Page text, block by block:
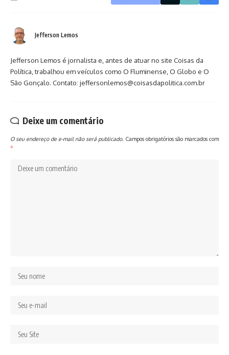
Jefferson Lemos
Jefferson Lemos é jornalista e, antes de atuar no site Coisas da
Política, trabalhou em veículos como O Fluminense, O Globo e O
São Gonçalo. Contato: jeffersonlemos@coisasdapolitica.com.br
Deixe um comentário
O seu endereço de e-mail não será publicado. Campos obrigatórios são marcados com
*